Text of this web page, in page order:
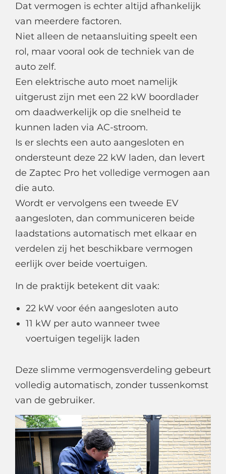
Dat vermogen is echter altijd afhankelijk
van meerdere factoren.
Niet alleen de netaansluiting speelt een
rol, maar vooral ook de techniek van de
auto zelf.
Een elektrische auto moet namelijk
uitgerust zijn met een 22 kW boordlader
om daadwerkelijk op die snelheid te
kunnen laden via AC-stroom.
Is er slechts een auto aangesloten en
ondersteunt deze 22 kW laden, dan levert
de Zaptec Pro het volledige vermogen aan
die auto.
Wordt er vervolgens een tweede EV
aangesloten, dan communiceren beide
laadstations automatisch met elkaar en
verdelen zij het beschikbare vermogen
eerlijk over beide voertuigen.
In de praktijk betekent dit vaak:
22 kW voor één aangesloten auto
11 kW per auto wanneer twee
voertuigen tegelijk laden
Deze slimme vermogensverdeling gebeurt
volledig automatisch, zonder tussenkomst
van de gebruiker.